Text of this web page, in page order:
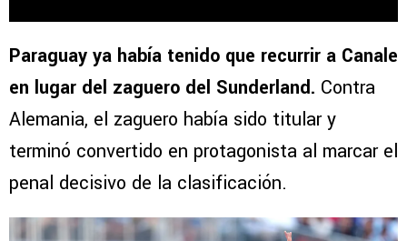
Paraguay ya había tenido que recurrir a Canale
en lugar del zaguero del Sunderland. Contra
Alemania, el zaguero había sido titular y
terminó convertido en protagonista al marcar el
penal decisivo de la clasificación.